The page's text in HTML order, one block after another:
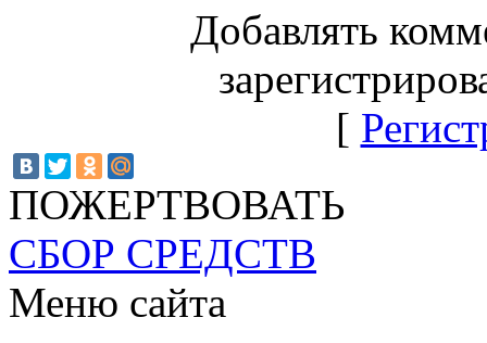
Добавлять
[
ПОЖЕРТВОВАТЬ
СБОР СРЕДСТВ
Меню сайта